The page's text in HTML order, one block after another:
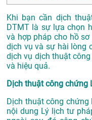
Khi bạn cần dịch
DTMT là sự lựa chọn
và hợp pháp cho hồ
dịch vụ và sự hài lòng
dịch vụ dịch thuật
và hiệu quả.
Dịch thuật công chứng
Dịch thuật công
nội dung Lý lịch tư